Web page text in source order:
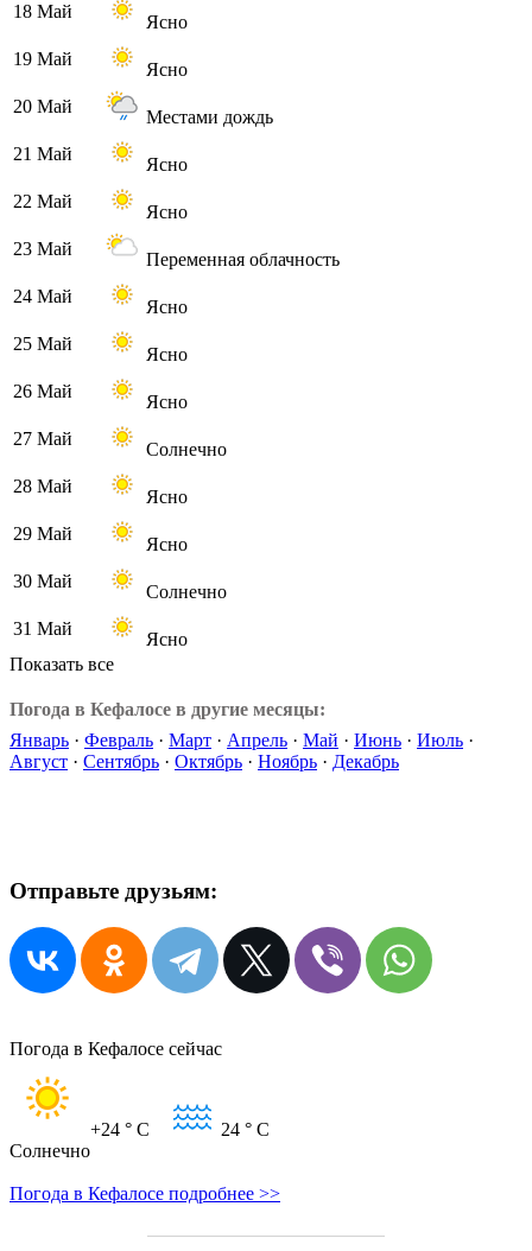
18 Май
Ясно
19 Май
Ясно
20 Май
Местами дождь
21 Май
Ясно
22 Май
Ясно
23 Май
Переменная облачность
24 Май
Ясно
25 Май
Ясно
26 Май
Ясно
27 Май
Солнечно
28 Май
Ясно
29 Май
Ясно
30 Май
Солнечно
31 Май
Ясно
Показать все
Погода в Кефалосе в другие месяцы:
Январь · Февраль · Март · Апрель · Май · Июнь · Июль ·
Август · Сентябрь · Октябрь · Ноябрь · Декабрь
Отправьте друзьям:
Погода в Кефалосе сейчас
+24 ° C 24 ° C
Солнечно
Погода в Кефалосе подробнее >>